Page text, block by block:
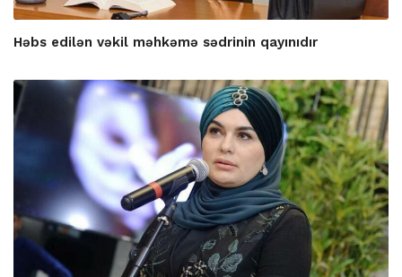
Həbs edilən vəkil məhkəmə sədrinin qayınıdır